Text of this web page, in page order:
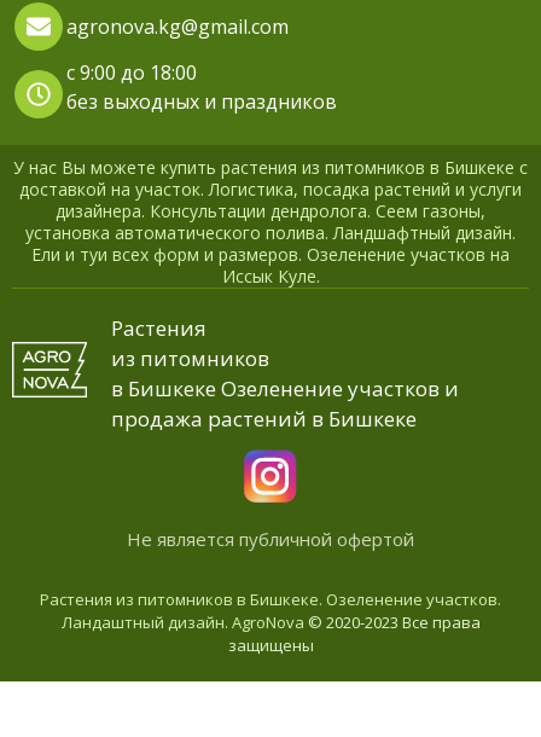
agronova.kg@gmail.com
с 9:00 до 18:00
без выходных и праздников
У нас Вы можете купить растения из питомников в Бишкеке с
доставкой на участок. Логистика, посадка растений и услуги
дизайнера. Консультации дендролога. Сеем газоны,
установка автоматического полива. Ландшафтный дизайн.
Ели и туи всех форм и размеров. Озеленение участков на
Иссык Куле.
Растения
из питомников
в Бишкеке Озеленение участков и
продажа растений в Бишкеке
Не является публичной офертой
Растения из питомников в Бишкеке. Озеленение участков.
Ландаштный дизайн. AgroNova © 2020-2023 Все права
защищены